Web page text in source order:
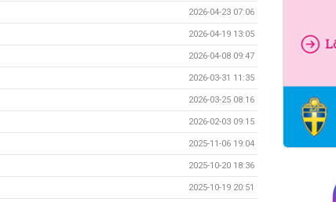
2026-04-23 07:06
2026-04-19 13:05
2026-04-08 09:47
2026-03-31 11:35
2026-03-25 08:16
2026-02-03 09:15
2025-11-06 19:04
2025-10-20 18:36
2025-10-19 20:51